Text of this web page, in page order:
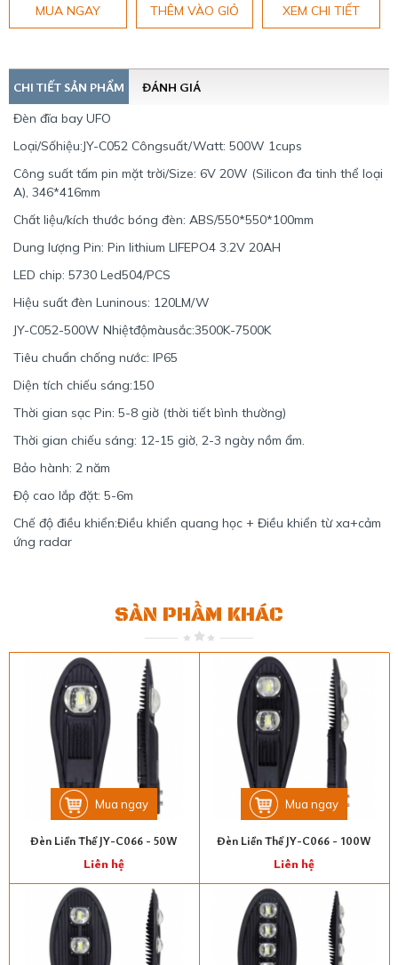
MUA NGAY THÊM VÀO GIỎ XEM CHI TIẾT
CHI TIẾT SẢN PHẨM ĐÁNH GIÁ
Đèn đĩa bay UFO
Loại/Sốhiệu:JY-C052 Côngsuất/Watt: 500W 1cups
Công suất tấm pin mặt trời/Size: 6V 20W (Silicon đa tinh thể loại
A), 346*416mm
Chất liệu/kích thước bóng đèn: ABS/550*550*100mm
Dung lượng Pin: Pin lithium LIFEPO4 3.2V 20AH
LED chip: 5730 Led504/PCS
Hiệu suất đèn Luninous: 120LM/W
JY-C052-500W Nhiệtđộmàusắc:3500K-7500K
Tiêu chuẩn chống nước: IP65
Diện tích chiếu sáng:150
Thời gian sạc Pin: 5-8 giờ (thời tiết bình thường)
Thời gian chiếu sáng: 12-15 giờ, 2-3 ngày nồm ẩm.
Bảo hành: 2 năm
Độ cao lắp đặt: 5-6m
Chế độ điều khiển:Điều khiển quang học + Điều khiển từ xa+cảm
ứng radar
SẢN PHẨM KHÁC
Mua ngay
Đèn Liền Thể JY-C066 - 50W
Liên hệ
Mua ngay
Đèn Liền Thể JY-C066 - 100W
Liên hệ